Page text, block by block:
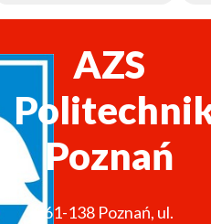
AZS
Poznań
61-138 Poznań, ul.